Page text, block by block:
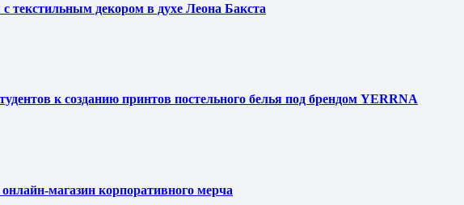
текстильным декором в духе Леона Бакста
к созданию принтов постельного белья под брендом YERRNA
магазин корпоративного мерча